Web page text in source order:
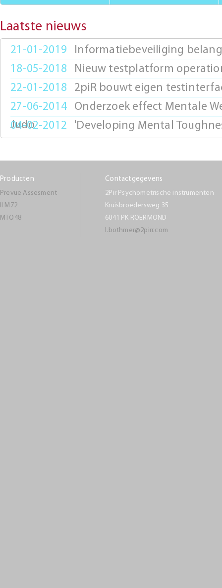
Laatste nieuws
21-01-2019
Informatiebeveiliging
18-05-2018
Nieuw testplatform
22-01-2018
2piR bouwt eigen
27-06-2014
Onderzoek effect Mentale
Judo
04-02-2012 'Developing Mental
Producten
Prevue Assesment
ILM72
MTQ48
Contactgegevens
2Pir Psychometrische instrumenten
Kruisbroedersweg 35
6041 PK ROERMOND
l.bothmer@2pirr.com